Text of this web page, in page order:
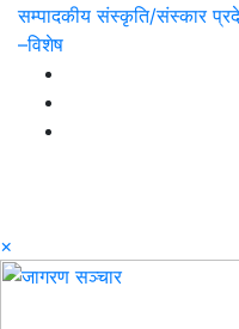
सम्पादकीय संस्कृति/संस्कार
–विशेष
×